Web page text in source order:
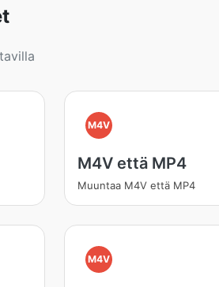
M4V
M4V että MP4
Muuntaa M4V että MP4
M4V